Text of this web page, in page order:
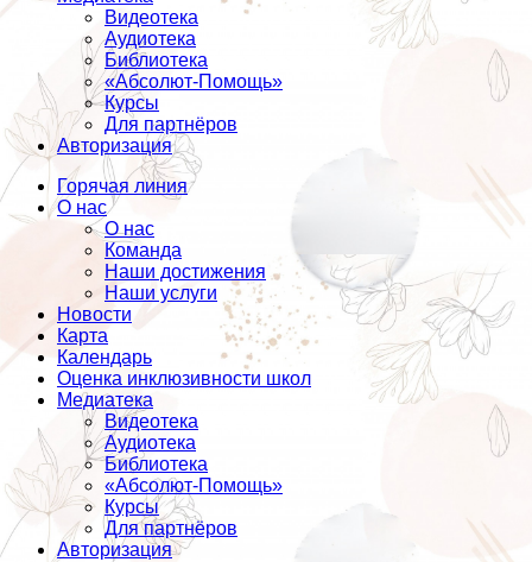
Видеотека
Аудиотека
Библиотека
«Абсолют-Помощь»
Курсы
Для партнёров
Авторизация
Горячая линия
О нас
О нас
Команда
Наши достижения
Наши услуги
Новости
Карта
Календарь
Оценка инклюзивности школ
Медиатека
Видеотека
Аудиотека
Библиотека
«Абсолют-Помощь»
Курсы
Для партнёров
Авторизация